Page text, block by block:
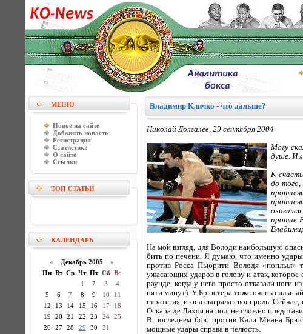
МЕНЮ
Новое на сайте
Добавить новость
Регистрация
Статистика
О сайте
Ссылки
ТОП СТАТЬИ
КАЛЕНДАРЬ
« Декабрь 2005 »
Пн Вт Ср Чт Пт Сб Вс
1
2 3
4
5
6 7 8 9 10
11
12
13 14 15 16 17
18
19
20 21 22 23 24 25
26
27 28 29 30 31
Владимир Кличко - что дальше?
Николай Долгалев, 29 сентября 2004
Могу
душе. И
К
до того,
против
На мой взгляд, для Володи наибольшую
бить по печени. Я думаю, что именно
против Росса Пьюрити Володя «поплыл»
ужасающих ударов в голову и атак,
раунде, когда у него просто отказали ноги
пяти минут). У Брюстера тоже очень
стратегия, и она сыграла свою роль.
Оскара де Лахоя на пол, не сложно
В последнем бою против Кали Миана
мощные удары справа в челюсть.